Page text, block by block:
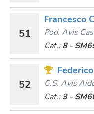
51
Francesco
Pod. Avis
Cat.: 8 -
52
G.s. Avis
Cat.: 3 -